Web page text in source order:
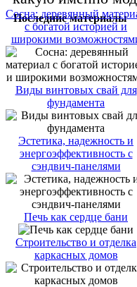
Последние материалы
Сосна: деревянный
с богатой историей и
широкими
Виды винтовых свай для
фундамента
Эстетика, надежность и
энергоэффективность с
сэндвич-панелями
Печь как сердце бани
Строительство и отделка
каркасных домов